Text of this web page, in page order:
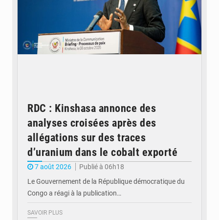
RDC : Kinshasa annonce des
analyses croisées après des
allégations sur des traces
d’uranium dans le cobalt exporté
7 août 2026
Publié à 06h18
Le Gouvernement de la République démocratique du
Congo a réagi à la publication…
SAVOIR PLUS